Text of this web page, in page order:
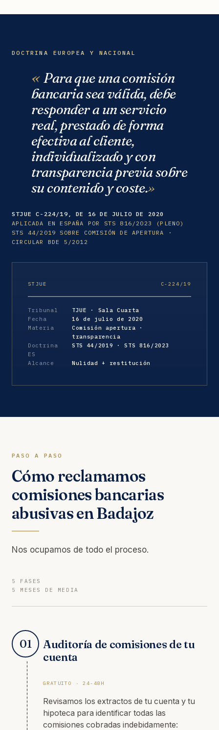
DOCTRINA EUROPEA Y NACIONAL
Para que una comisión
bancaria sea válida, debe
responder a un servicio
real, prestado de forma
efectiva al cliente,
individualizado y con
transparencia previa sobre
su contenido y coste.
STJUE C-224/19, DE 16 DE JULIO DE 2020
APLICADA EN ESPAÑA POR STS 816/2023 (PLENO)
STS 44/2019 SOBRE COMISIÓN DE APERTURA ·
CIRCULAR BDE 5/2012
STJUE C-224/19
Tribunal
TJUE · Sala Cuarta
Fecha
16 de julio de 2020
Materia
Comisión apertura ·
transparencia
Doctrina
ES
STS 44/2019 · STS 816/2023
Alcance Nulidad + restitución
PASO A PASO
Cómo reclamamos
comisiones bancarias
abusivas en Badajoz
Nos ocupamos de todo el proceso.
5 FASES
5 MESES DE MEDIA
01
Auditoría de comisiones de tu
cuenta
GRATUITO · 24-48H
Revisamos los extractos de tu cuenta y tu
hipoteca para identificar todas las
comisiones cobradas indebidamente: